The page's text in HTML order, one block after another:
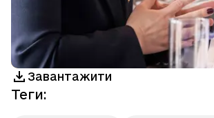
Завантажити
Теги: